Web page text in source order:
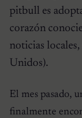
pitbull es
corazón
noticias
Unidos).
El mes pasado,
finalmente